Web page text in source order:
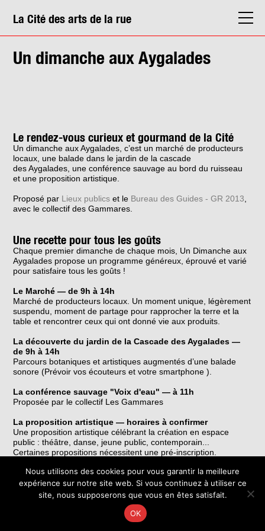
La Cité
Info. pratiques
La Cité des arts de la rue
Un dimanche aux Aygalades
Le rendez-vous curieux et gourmand de la Cité
Un dimanche aux Aygalades, c’est un marché de producteurs
locaux, une balade dans le jardin de la cascade
des Aygalades, une conférence sauvage au bord du ruisseau
et une proposition artistique.
Proposé par Lieux publics et le Bureau des Guides - GR 2013
avec le collectif des Gammares.
Une recette pour tous les goûts
Chaque premier dimanche de chaque mois, Un Dimanche aux
Aygalades propose un programme généreux, éprouvé et varié
pour satisfaire tous les goûts !
Le Marché — de 9h à 14h
Marché de producteurs locaux. Un moment unique, légèrement
suspendu, moment de partage pour rapprocher la terre et la
table et rencontrer ceux qui ont donné vie aux produits.
La découverte du jardin de la Cascade des Aygalades —
de 9h à 14h
Parcours botaniques et artistiques augmentés d’une balade
sonore (Prévoir vos écouteurs et votre smartphone ).
La conférence sauvage "Voix d'eau" — à 11h
Proposée par le collectif Les Gammares
La proposition artistique — horaires à confirmer
Une proposition artistique célébrant la création en espace
public : théâtre, danse, jeune public, contemporain...
Certaines propositions nécessitent une pré-inscription.
Tous les détails sont publiés chaque mois surlieuxpublics.com
→
Nous utilisons des cookies pour vous garantir la meilleure
expérience sur notre site web. Si vous continuez à utiliser ce
site, nous supposerons que vous en êtes satisfait.
OK